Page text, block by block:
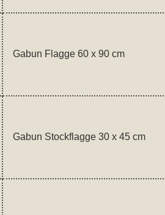
Gabun Flagge 60 x 90 cm
Gabun Stockflagge 30 x 45 cm